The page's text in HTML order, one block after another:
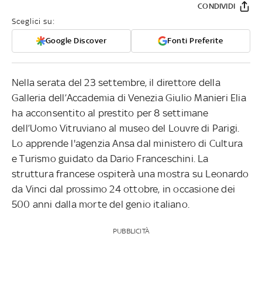
Sceglici su:
Google Discover Fonti Preferite
CONDIVIDI
Nella serata del 23 settembre, il direttore della
Galleria dell’Accademia di Venezia Giulio Manieri Elia
ha acconsentito al prestito per 8 settimane
dell’Uomo Vitruviano al museo del Louvre di Parigi.
Lo apprende l'agenzia Ansa dal ministero di Cultura
e Turismo guidato da Dario Franceschini. La
struttura francese ospiterà una mostra su Leonardo
da Vinci dal prossimo 24 ottobre, in occasione dei
500 anni dalla morte del genio italiano.
PUBBLICITÀ